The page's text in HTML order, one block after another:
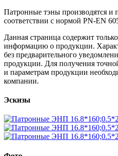
Патронные тэны производятся и
соответствии с нормой PN-EN
Данная страница содержит
информацию о продукции.
без предварительного
продукции. Для получения
и параметрам продукции
компании.
Эскизы